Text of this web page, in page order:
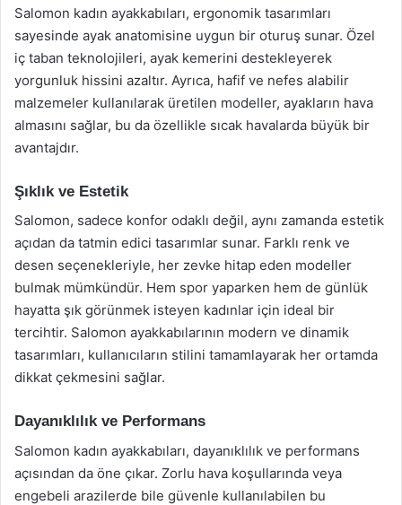
Salomon kadın ayakkabıları, ergonomik tasarımları
sayesinde ayak anatomisine uygun bir oturuş sunar. Özel
iç taban teknolojileri, ayak kemerini destekleyerek
yorgunluk hissini azaltır. Ayrıca, hafif ve nefes alabilir
malzemeler kullanılarak üretilen modeller, ayakların hava
almasını sağlar, bu da özellikle sıcak havalarda büyük bir
avantajdır.
Şıklık ve Estetik
Salomon, sadece konfor odaklı değil, aynı zamanda estetik
açıdan da tatmin edici tasarımlar sunar. Farklı renk ve
desen seçenekleriyle, her zevke hitap eden modeller
bulmak mümkündür. Hem spor yaparken hem de günlük
hayatta şık görünmek isteyen kadınlar için ideal bir
tercihtir. Salomon ayakkabılarının modern ve dinamik
tasarımları, kullanıcıların stilini tamamlayarak her ortamda
dikkat çekmesini sağlar.
Dayanıklılık ve Performans
Salomon kadın ayakkabıları, dayanıklılık ve performans
açısından da öne çıkar. Zorlu hava koşullarında veya
engebeli arazilerde bile güvenle kullanılabilen bu